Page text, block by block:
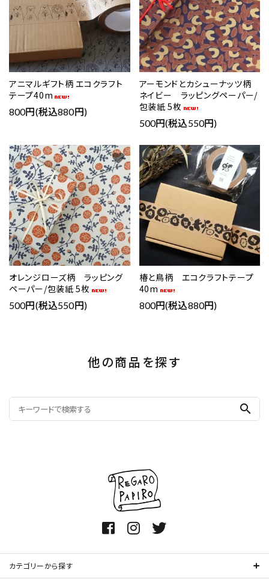
アニマルギフト柄 エコクラフト
テープ40m
800円(税込880円)
アーモンドとカシューナッツ柄
ネイビー ラッピングペーパー/
包装紙 5枚
500円(税込550円)
オレンジローズ柄 ラッピング
ペーパー/包装紙 5枚
500円(税込550円)
favorite
椿と鳥柄 エコクラフトテープ
40m
800円(税込880円)
favorite
他の商品を探す
search
カテゴリーから探す